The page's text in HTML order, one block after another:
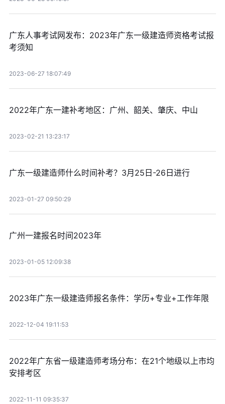
广东人事考试网发布：2023年广东一级建造师资格考试报
考须知
2023-06-27 18:07:49
2022年广东一建补考地区：广州、韶关、肇庆、中山
2023-02-21 13:23:17
广东一级建造师什么时间补考？3月25日-26日进行
2023-01-27 09:50:29
广州一建报名时间2023年
2023-01-05 12:09:38
2023年广东一级建造师报名条件：学历+专业+工作年限
2022-12-04 19:11:53
2022年广东省一级建造师考场分布：在21个地级以上市均
安排考区
2022-11-11 09:35:37